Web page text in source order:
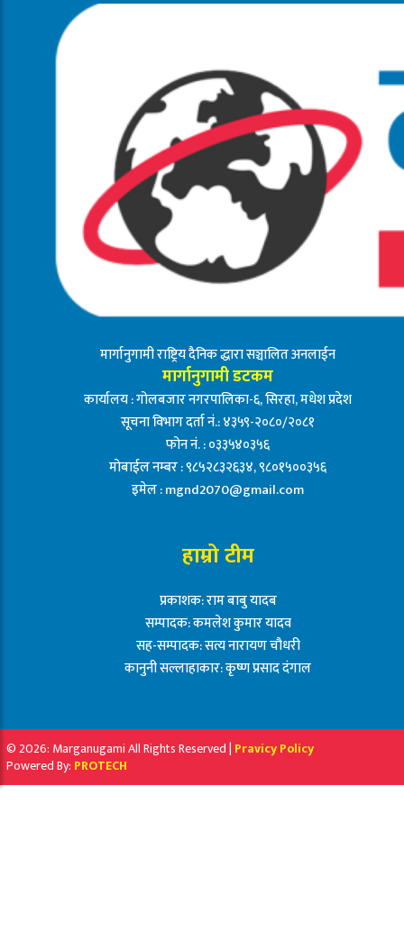
मार्गानुगामी राष्ट्रिय दैनिक द्धारा सञ्चालित अनलाईन
मार्गानुगामी डटकम
कार्यालय : गोलबजार नगरपालिका-६, सिरहा, मधेश प्रदेश
सूचना विभाग दर्ता नं.: ४३५९-२०८०/२०८१
फोन नं. : ०३३५४०३५६
मोबाईल नम्बर : ९८५२८३२६३४, ९८०१५००३५६
इमेल :mgnd2070@gmail.com
हाम्रो टीम
प्रकाशक: राम बाबु यादब
सम्पादक: कमलेश कुमार यादव
सह-सम्पादक: सत्य नारायण चौधरी
कानुनी सल्लाहाकार: कृष्ण प्रसाद दंगाल
© 2026: Marganugami All Rights Reserved | Pravicy Policy
Powered By: PROTECH